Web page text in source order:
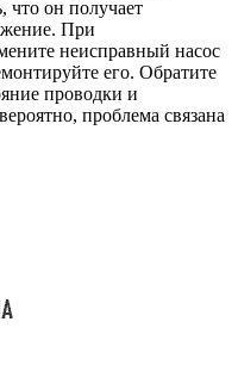
что он получает
При
неисправный насос
его. Обратите
проводки и
проблема связана